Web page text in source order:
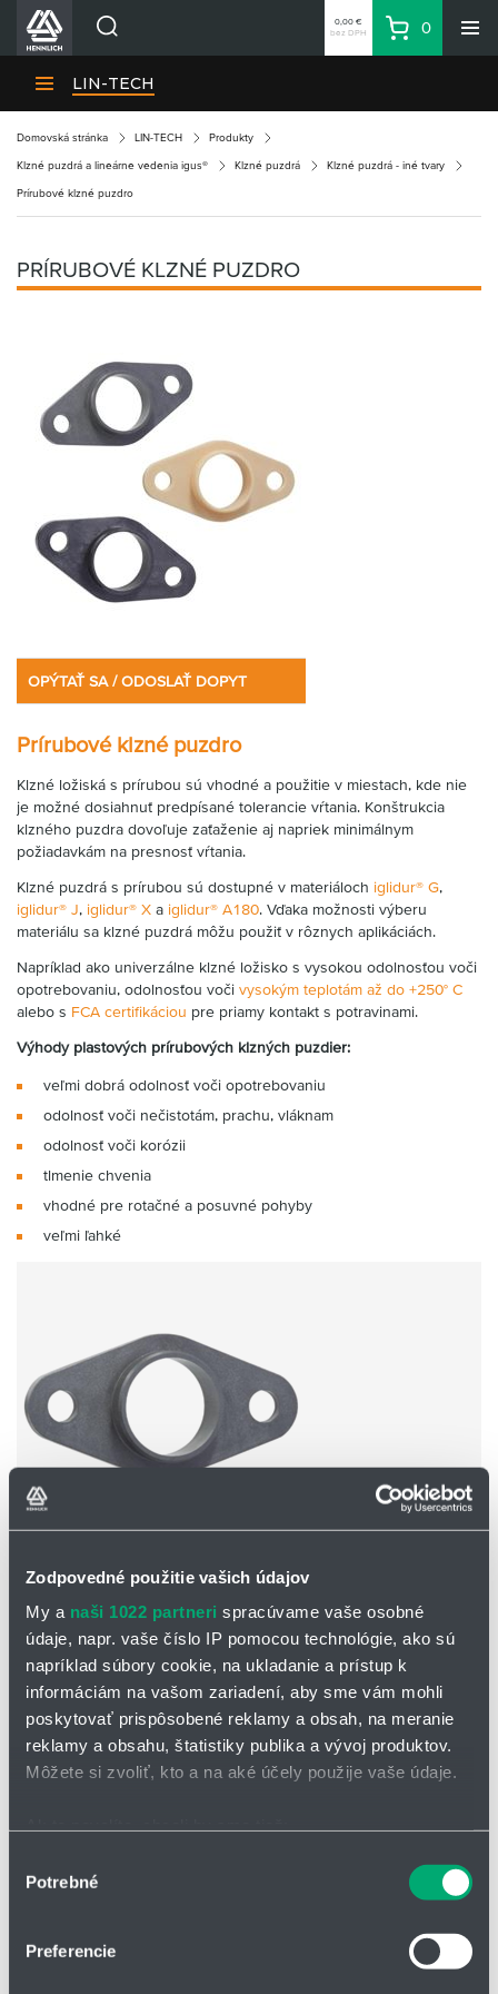
Zodpovedné použitie vašich údajov
My a naši 1022 partneri spracúvame vaše osobné
údaje, napr. vaše číslo IP pomocou technológie, ako sú
napríklad súbory cookie, na ukladanie a prístup k
informáciám na vašom zariadení, aby sme vám mohli
poskytovať prispôsobené reklamy a obsah, na meranie
reklamy a obsahu, štatistiky publika a vývoj produktov.
Môžete si zvoliť, kto a na aké účely použije vaše údaje.
polohe s presnosťou na niekoľko metrov
Viac informácií o tom, ako sa spracúvajú vaše osobné
súhlasu
Potrebné
Preferencie
Divízie HENNLICH
Kariéra
Kontakty
Priemyselný park HENNLICH
Nákupný zoznam
Partner Zone
0,00 €
bez DPH
Košík
0
LIN-TECH
Domovská stránka LIN-TECH Produkty
Klzné puzdrá a lineárne vedenia igus® Klzné puzdrá Klzné puzdrá - iné tvary
Prírubové klzné puzdro
PRÍRUBOVÉ KLZNÉ PUZDRO
OPÝTAŤ SA / ODOSLAŤ DOPYT
Prírubové klzné puzdro
Klzné ložiská s prírubou sú vhodné a použitie v miestach, kde nie
je možné dosiahnuť predpísané tolerancie vŕtania. Konštrukcia
klzného puzdra dovoľuje zaťaženie aj napriek minimálnym
požiadavkám na presnosť vŕtania.
Klzné puzdrá s prírubou sú dostupné v materiáloch iglidur® G,
iglidur® J, iglidur® X a iglidur® A180. Vďaka možnosti výberu
materiálu sa klzné puzdrá môžu použiť v rôznych aplikáciách.
Napríklad ako univerzálne klzné ložisko s vysokou odolnosťou voči
opotrebovaniu, odolnosťou voči vysokým teplotám až do +250° C
alebo s FCA certifikáciou pre priamy kontakt s potravinami.
Výhody plastových prírubových klzných puzdier:
veľmi dobrá odolnosť voči opotrebovaniu
odolnosť voči nečistotám, prachu, vláknam
odolnosť voči korózii
tlmenie chvenia
vhodné pre rotačné a posuvné pohyby
veľmi ľahké
Prírubové klzné puzdro iglidur® GFL
Prírubové puzdro GFL
Univerzálny materiál